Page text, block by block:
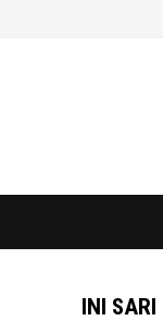
INI SARI